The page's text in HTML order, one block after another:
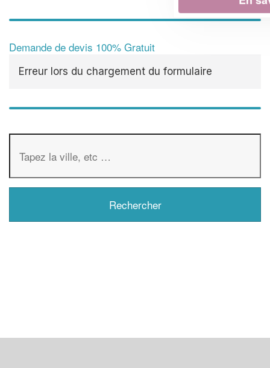
Demande de devis 100% Gratuit
Erreur lors du chargement du formulaire